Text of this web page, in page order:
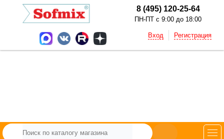
8 (495) 120-25-64
ПН-ПТ с 9:00 до 18:00
Вход Регистрация